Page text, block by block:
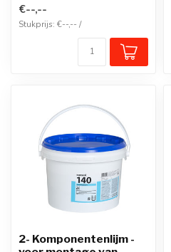
€--,--
Stukprijs: €--,-- /
2- Komponentenlijm -